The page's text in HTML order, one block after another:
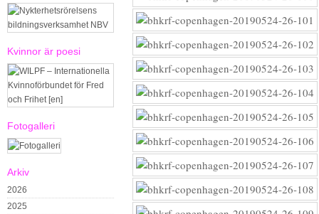
Kvinnor är poesi
Fotogalleri
Arkiv
2026
2025